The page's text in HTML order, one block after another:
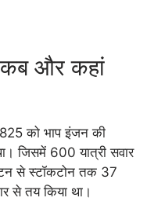
कब और कहां
को भाप इंजन की
जिसमें 600 यात्री सवार
से स्टॉकटोन तक 37
से तय किया था।